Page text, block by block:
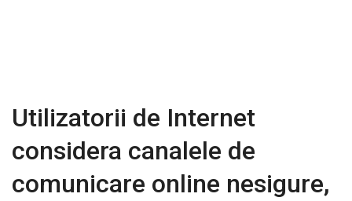
Utilizatorii de Internet
considera canalele de
comunicare online nesigure,